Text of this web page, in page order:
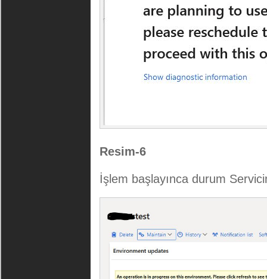
Resim-6
İşlem başlayınca durum